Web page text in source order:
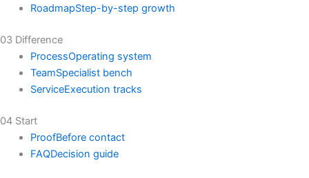
RoadmapStep-by-step growth
03 Difference
ProcessOperating system
TeamSpecialist bench
ServiceExecution tracks
04 Start
ProofBefore contact
FAQDecision guide